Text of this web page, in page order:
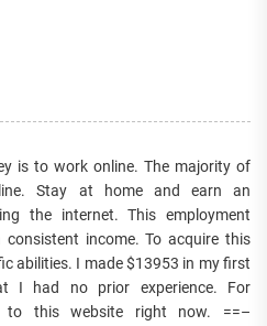
is to work online. The majority of
Stay at home and earn an
the internet. This employment
income. To acquire this
abilities. I made $13953 in my first
I had no prior experience. For
to this website right now. ==–